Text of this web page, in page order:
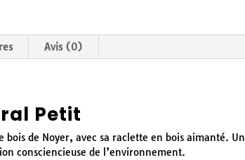
Avis (0)
Petit
bois de Noyer, avec sa raclette en bois aimanté. Un
consciencieuse de l’environnement.